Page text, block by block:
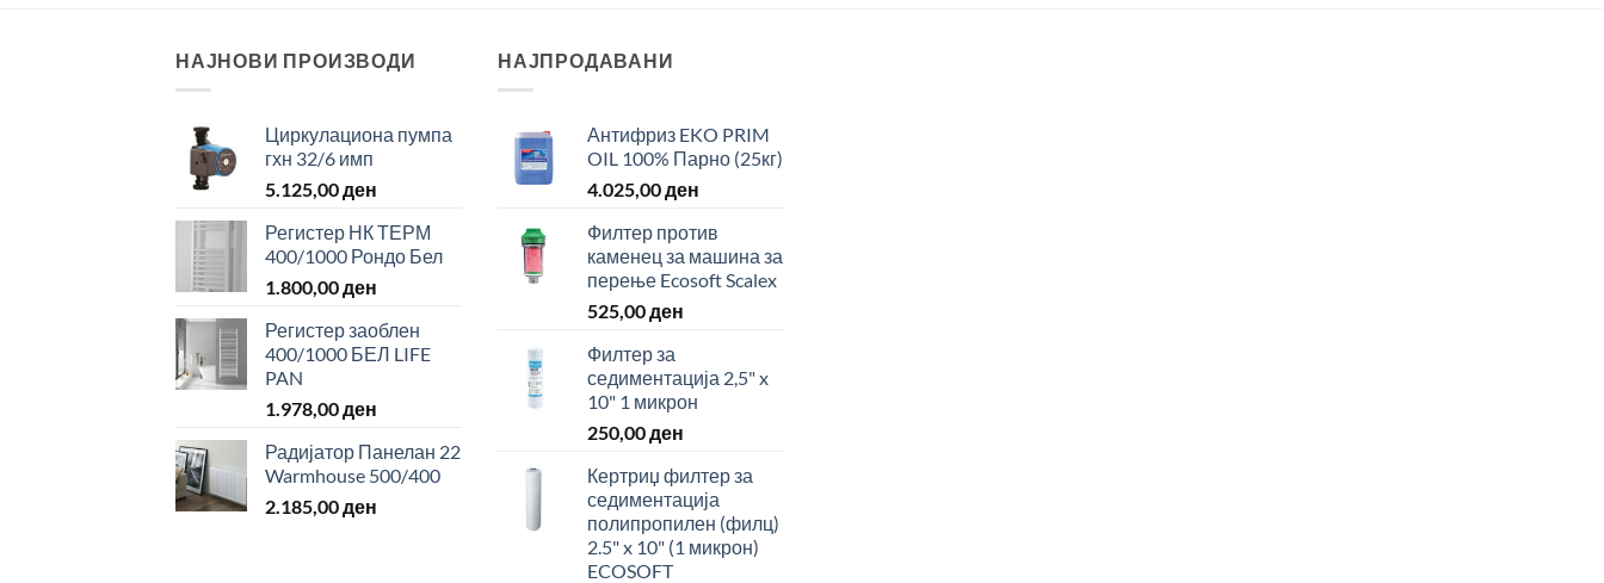
НАЈНОВИ ПРОИЗВОДИ
Циркулациона пумпа
гхн 32/6 имп
5.125,00 ден
Регистер НК ТЕРМ
400/1000 Рондо Бел
1.800,00 ден
Регистер заоблен
400/1000 БЕЛ LIFE
PAN
1.978,00 ден
Радијатор Панелан 22
Warmhouse 500/400
2.185,00 ден
НАЈПРОДАВАНИ
Антифриз EKO PRIM
OIL 100% Парно (25кг)
4.025,00 ден
Филтер против
каменец за машина за
перење Ecosoft Scalex
525,00 ден
Филтер за
седиментација 2,5" x
10" 1 микрон
250,00 ден
Кертриџ филтер за
седиментација
полипропилен (филц)
2.5" x 10" (1 микрон)
ECOSOFT